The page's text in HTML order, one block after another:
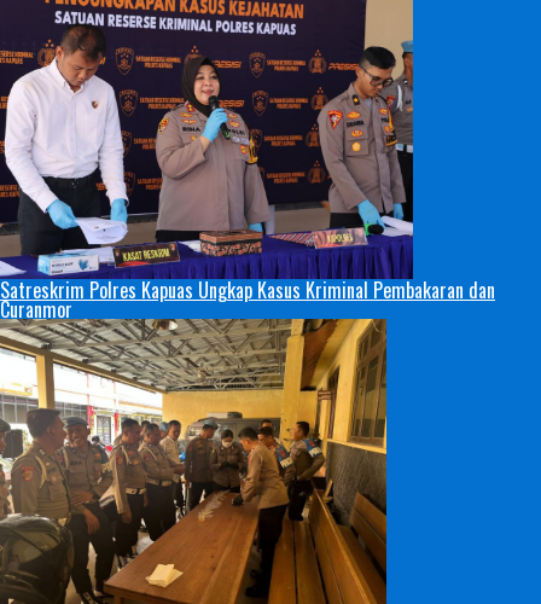
Satreskrim Polres Kapuas Ungkap Kasus Kriminal Pembakaran dan
Curanmor